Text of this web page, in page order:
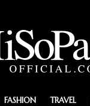
FASHION TRAVEL